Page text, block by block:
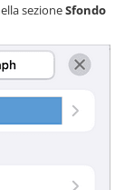
sezioneSfondo